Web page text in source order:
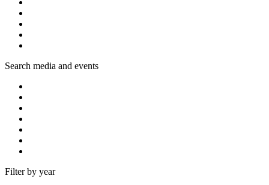
Search media and events
Filter by year